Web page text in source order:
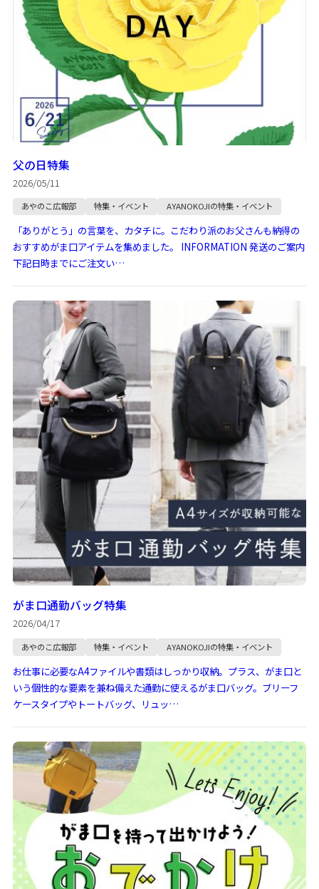
父の日特集
2026/05/11
あやのこ広報部 特集・イベント AYANOKOJIの特集・イベント
「ありがとう」の言葉を、カタチに。こだわり派のお父さんも納得の
おすすめがま口アイテムを集めました。 INFORMATION 発送のご案内
下記日時までにご注文い…
がま口通勤バッグ特集
2026/04/17
あやのこ広報部 特集・イベント AYANOKOJIの特集・イベント
お仕事に必要なA4ファイルや書類はしっかり収納。プラス、がま口と
いう個性的な要素を兼ね備えた通勤に使えるがま口バッグ。ブリーフ
ケースタイプやトートバッグ、リュッ…